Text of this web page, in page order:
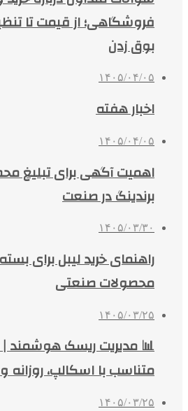
فروشگاهی؛ از قیمت تا
بوق زدن
۱۴۰۵/۰۴/۰۵
اخبار هفته
۱۴۰۵/۰۴/۰۵
اهمیت آگهی برای تبلیغ
برندینگ در صنعت
۱۴۰۵/۰۳/۳۰
راهنمای خرید لیبل برای
محصولات صنعتی
۱۴۰۵/۰۳/۲۵
📊 مدیریت ریسک هوشمند |
متناسب با اسکالپ،
۱۴۰۵/۰۳/۲۵